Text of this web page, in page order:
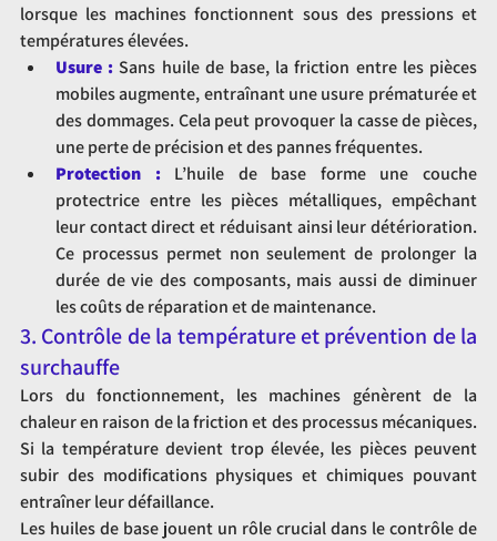
lorsque les machines fonctionnent sous des pressions et
températures élevées.
Usure : Sans huile de base, la friction entre les pièces
mobiles augmente, entraînant une usure prématurée et
des dommages. Cela peut provoquer la casse de pièces,
une perte de précision et des pannes fréquentes.
Protection : L’huile de base forme une couche
protectrice entre les pièces métalliques, empêchant
leur contact direct et réduisant ainsi leur détérioration.
Ce processus permet non seulement de prolonger la
durée de vie des composants, mais aussi de diminuer
les coûts de réparation et de maintenance.
3. Contrôle de la température et prévention de la
surchauffe
Lors du fonctionnement, les machines génèrent de la
chaleur en raison de la friction et des processus mécaniques.
Si la température devient trop élevée, les pièces peuvent
subir des modifications physiques et chimiques pouvant
entraîner leur défaillance.
Les huiles de base jouent un rôle crucial dans le contrôle de